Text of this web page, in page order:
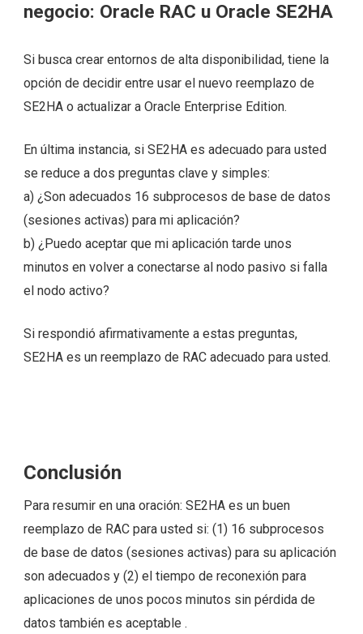
negocio: Oracle RAC u Oracle SE2HA
Si busca crear entornos de alta disponibilidad, tiene la
opción de decidir entre usar el nuevo reemplazo de
SE2HA o actualizar a Oracle Enterprise Edition.
En última instancia, si SE2HA es adecuado para usted
se reduce a dos preguntas clave y simples:
a) ¿Son adecuados 16 subprocesos de base de datos
(sesiones activas) para mi aplicación?
b) ¿Puedo aceptar que mi aplicación tarde unos
minutos en volver a conectarse al nodo pasivo si falla
el nodo activo?
Si respondió afirmativamente a estas preguntas,
SE2HA es un reemplazo de RAC adecuado para usted.
Conclusión
Para resumir en una oración: SE2HA es un buen
reemplazo de RAC para usted si: (1) 16 subprocesos
de base de datos (sesiones activas) para su aplicación
son adecuados y (2) el tiempo de reconexión para
aplicaciones de unos pocos minutos sin pérdida de
datos también es aceptable .